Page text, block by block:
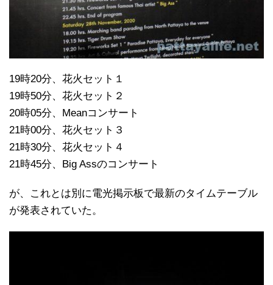
19時20分、花火セット１
19時50分、花火セット２
20時05分、Meanコンサート
21時00分、花火セット３
21時30分、花火セット４
21時45分、Big Assのコンサート
が、これとは別に電光掲示板で最新のタイムテーブル
が発表されていた。